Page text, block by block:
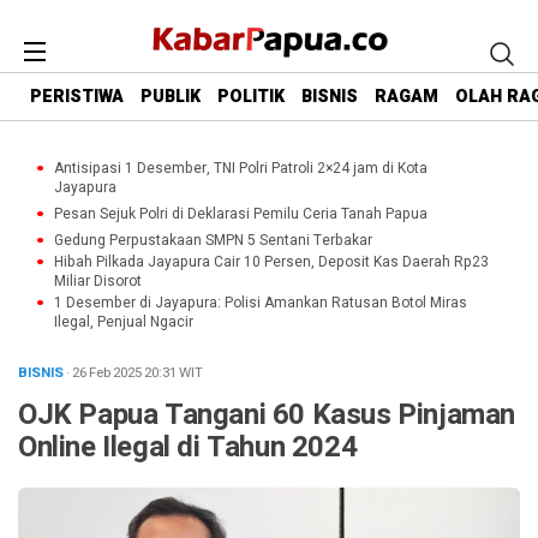
PERISTIWA PUBLIK POLITIK BISNIS RAGAM OLAH
Antisipasi 1 Desember, TNI Polri Patroli 2×24 jam di Kota
Jayapura
Pesan Sejuk Polri di Deklarasi Pemilu Ceria Tanah Papua
Gedung Perpustakaan SMPN 5 Sentani Terbakar
Hibah Pilkada Jayapura Cair 10 Persen, Deposit Kas Daerah Rp23
Miliar Disorot
1 Desember di Jayapura: Polisi Amankan Ratusan Botol Miras
Ilegal, Penjual Ngacir
BISNIS· 26 Feb 202520:31 WIT
OJK Papua Tangani 60 Kasus Pinjaman
Online Ilegal di Tahun 2024